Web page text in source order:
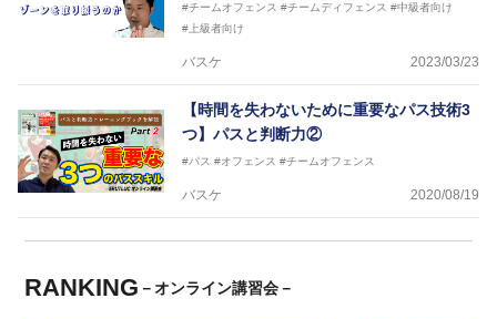
#チームオフェンス #チームディフェンス #中級者向け
#上級者向け
バスケ 2023/03/23
【時間を失わないために重要なパス技術3
つ】パスと判断力②
#パス #オフェンス #チームオフェンス
バスケ 2020/08/19
RANKING －オンライン講習会－